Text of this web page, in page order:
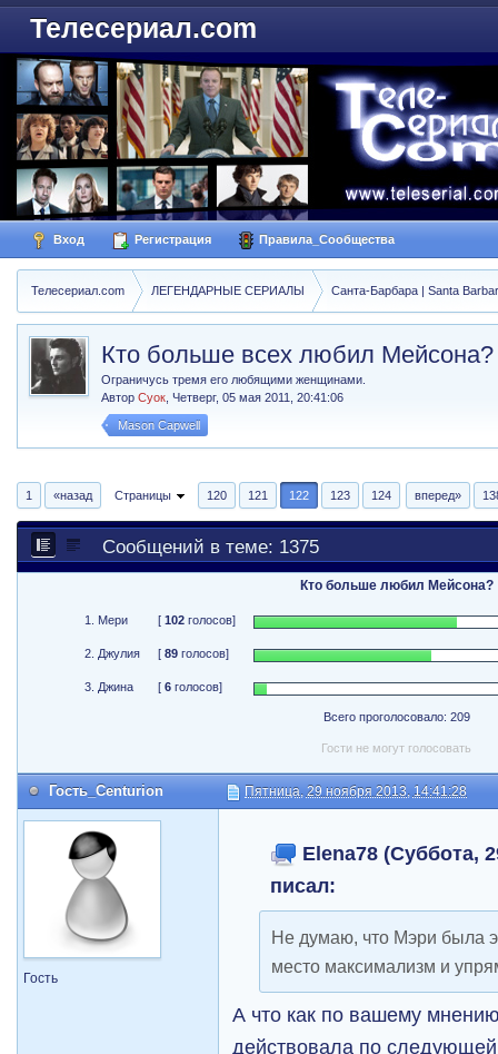
Телесериал.com
Вход Регистрация Правила_Сообщества
Телесериал.com ЛЕГЕНДАРНЫЕ СЕРИАЛЫ Санта-Барбара | Santa
Кто больше всех любил Мейсона?
Ограничусь тремя его любящими женщинами.
АвторСуок ,Четверг, 05 мая 2011, 20:41:06
Mason Capwell
1 «назад Страницы 120 121 122 123 124 вперед»
Сообщений в теме: 1375
Кто больше любил Мейсона?
1. Мери [102 голосов]
2. Джулия [89 голосов]
3. Джина [6 голосов]
Всего проголосовало: 209
Гости не могут голосовать
Гость_Centurion Пятница, 29 ноября 2013, 14:41:28
Гость
Elena78 (Суббота,
писал:
Не думаю, что Мэри была
место максимализм и
А что как по вашему
действовала по